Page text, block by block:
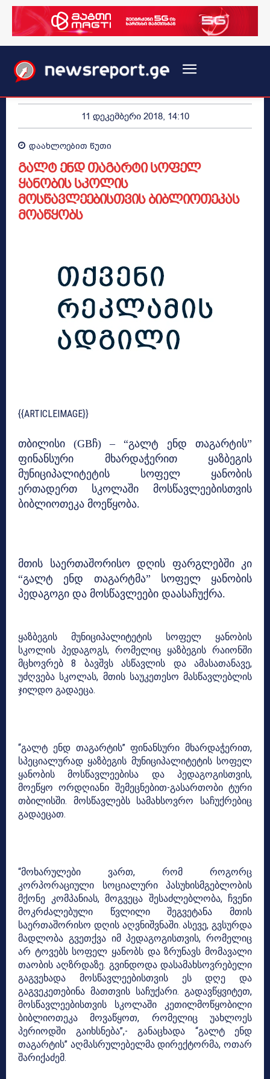
11 დეკემბერი 2018, 14:10
დაახლოებით წუთი
გალტ ენდ თაგარტი სოფელ
ყანობის სკოლის
მოსწავლეებისთვის ბიბლიოთეკას
მოაწყობს
{{ARTICLEIMAGE}}
თბილისი (GBჩ) – “გალტ ენდ თაგარტის”
ფინანსური მხარდაჭერით ყაზბეგის
მუნიციპალიტეტის სოფელ ყანობის
ერთადერთ სკოლაში მოსწავლეებისთვის
ბიბლიოთეკა მოეწყობა.
მთის საერთაშორისო დღის ფარგლებში კი
“გალტ ენდ თაგარტმა” სოფელ ყანობის
პედაგოგი და მოსწავლეები დაასაჩუქრა.
ყაზბეგის მუნიციპალიტეტის სოფელ ყანობის
სკოლის პედაგოგს, რომელიც ყაზბეგის რაიონში
მცხოვრებ 8 ბავშვს ასწავლის და ამასათანავე,
უძღვება სკოლას, მთის საუკეთესო მასწავლებლის
ჯილდო გადაეცა.
“გალტ ენდ თაგარტის” ფინანსური მხარდაჭერით,
სპეციალურად ყაზბეგის მუნიციპალიტეტის სოფელ
ყანობის მოსწავლეებისა და პედაგოგისთვის,
მოეწყო ორდღიანი შემეცნებით-გასართობი ტური
თბილისში. მოსწავლებს სამახსოვრო საჩუქრებიც
გადაეცათ.
“მოხარულები ვართ, რომ როგორც
კორპორაციული სოციალური პასუხისმგებლობის
მქონე კომპანიას, მოგვეცა შესაძლებლობა, ჩვენი
მოკრძალებული წვლილი შეგვეტანა მთის
საერთაშორისო დღის აღვნიშვნაში. ასევე, გვსურდა
მადლობა გვეთქვა იმ პედაგოგისთვის, რომელიც
არ ტოვებს სოფელ ყანობს და ზრუნავს მომავალი
თაობის აღზრდაზე. გვინდოდა დასამახსოვრებელი
გაგვეხადა მოსწავლეებისთვის ეს დღე და
გაგვეკეთებინა მათთვის საჩუქარი. გადავწყვიტეთ,
მოსწავლეებისთვის სკოლაში კეთილმოწყობილი
ბიბლიოთეკა მოვაწყოთ, რომელიც უახლოეს
პერიოდში გაიხსნება”,- განაცხადა “გალტ ენდ
თაგარტის” აღმასრულებელმა დირექტორმა, ოთარ
შარიქაძემ.